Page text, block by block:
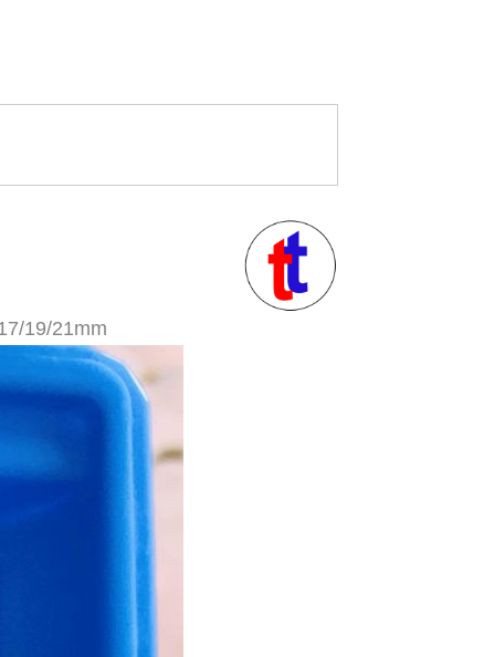
19/21mm